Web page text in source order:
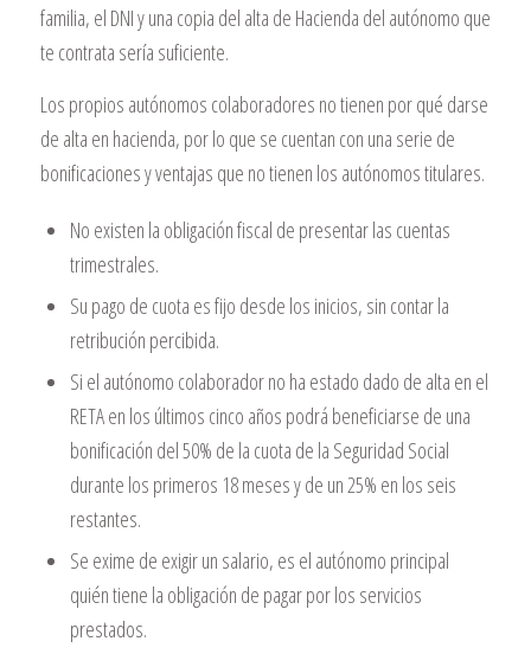
familia, el DNI y una copia del alta de Hacienda del autónomo que
te contrata sería suficiente.
Los propios autónomos colaboradores no tienen por qué darse
de alta en hacienda, por lo que se cuentan con una serie de
bonificaciones y ventajas que no tienen los autónomos titulares.
No existen la obligación fiscal de presentar las cuentas
trimestrales.
Su pago de cuota es fijo desde los inicios, sin contar la
retribución percibida.
Si el autónomo colaborador no ha estado dado de alta en el
RETA en los últimos cinco años podrá beneficiarse de una
bonificación del 50% de la cuota de la Seguridad Social
durante los primeros 18 meses y de un 25% en los seis
restantes.
Se exime de exigir un salario, es el autónomo principal
quién tiene la obligación de pagar por los servicios
prestados.